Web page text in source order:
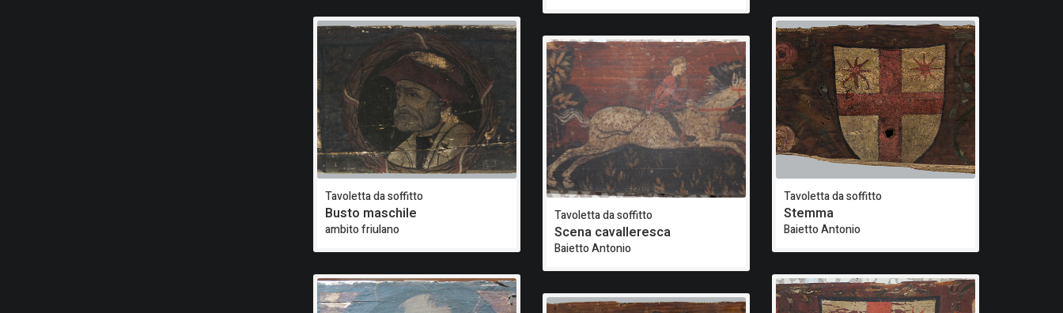
Tavoletta da soffitto
Busto maschile
ambito friulano
Tavoletta da soffitto
Scena cavalleresca
Baietto Antonio
Tavoletta da soffitto
Stemma
Baietto Antonio